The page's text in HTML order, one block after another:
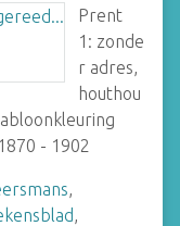
Prent
1: zonde
r adres,
houthou
- 1902
,
,